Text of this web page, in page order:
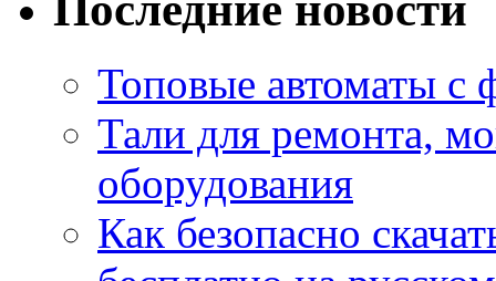
Топовые автоматы с
Тали для ремонта,
оборудования
Как безопасно